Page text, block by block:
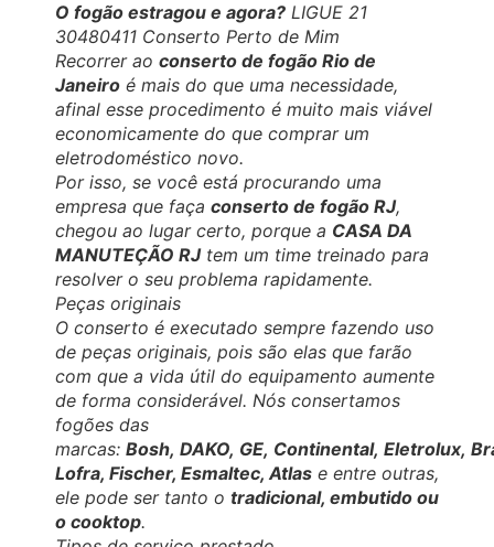
O fogão estragou e agora? LIGUE 21
30480411 Conserto Perto de Mim
Recorrer ao conserto de fogão Rio de
Janeiro é mais do que uma necessidade,
afinal esse procedimento é muito mais viável
economicamente do que comprar um
eletrodoméstico novo.
Por isso, se você está procurando uma
empresa que faça conserto de fogão RJ,
chegou ao lugar certo, porque a CASA DA
MANUTEÇÃO RJtem um time treinado para
resolver o seu problema rapidamente.
Peças originais
O conserto é executado sempre fazendo uso
de peças originais, pois são elas que farão
com que a vida útil do equipamento aumente
de forma considerável. Nós consertamos
fogões das
marcas: Bosh, DAKO, GE, Continental, Eletrolux,
Lofra, Fischer, Esmaltec, Atlas e entre outras,
ele pode ser tanto o tradicional, embutido ou
o cooktop.